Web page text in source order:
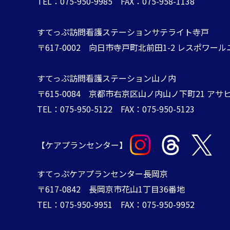
すてっぷ訪問看護ステーションサテライト寺戸
〒617-0002 向日市寺戸町北前田1-2 レスポワール
すてっぷ訪問看護ステーション山ノ内
〒615-0084 ​​​​​​​京都市右京区山ノ内山ノ下町21 アサ
TEL：075-950-5122 FAX：075-950-5123​​​​​​
【ケアプランセンター】
​​​​​​​すてっぷケアプランセンター長岡京
〒617-0842 ​​​​​​​長岡京市花山1丁目36番地
TEL：075-950-9951 FAX：075-950-9952